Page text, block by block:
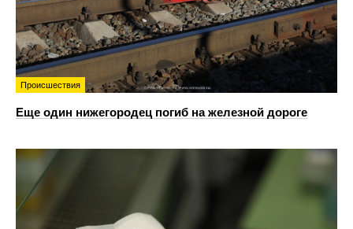
Происшествия
Еще один нижегородец погиб на железной дороге